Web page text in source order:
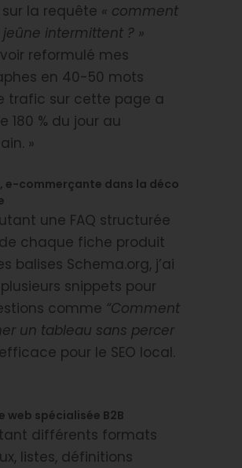
la requête « comment
intermittent ? »
reformulé mes
en 40-50 mots
trafic sur cette page a
180 % du jour au
»
e-commerçante dans la déco
une FAQ structurée
chaque fiche produit
balises Schema.org, j’ai
snippets pour
comme “Comment
un tableau sans percer
pour le SEO local.
web spécialisée B2B
différents formats
listes, définitions